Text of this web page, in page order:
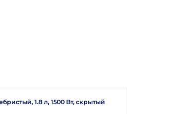
1.8 л, 1500 Вт, скрытый